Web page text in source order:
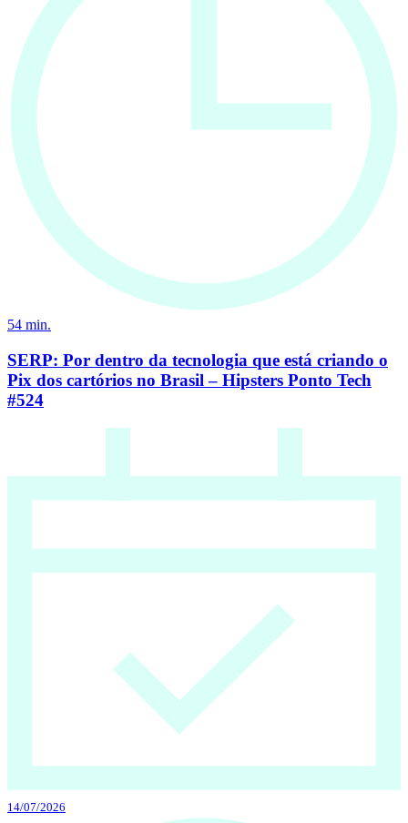
54 min.
SERP: Por dentro da tecnologia que está criando o
Pix dos cartórios no Brasil – Hipsters Ponto Tech
#524
14/07/2026